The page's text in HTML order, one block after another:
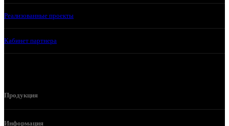
Реализованные проекты
Кабинет партнера
Продукция
Информация